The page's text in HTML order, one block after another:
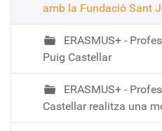
amb la Fundació Sant
ERASMUS+ -
Puig Castellar
ERASMUS+ -
Castellar realitza una